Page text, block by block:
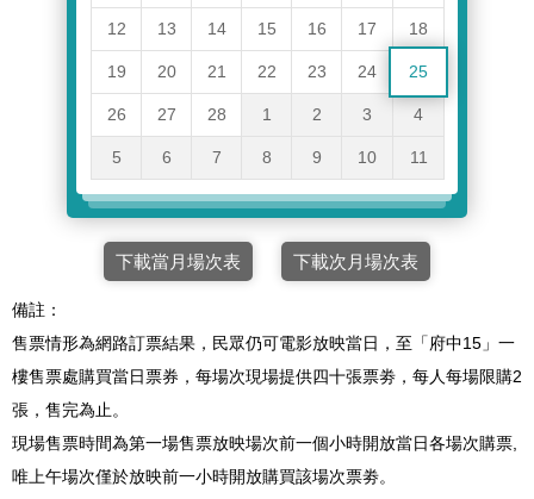
12 13 14 15 16 17 18
19 20 21 22 23 24 25
26 27 28 1 2 3 4
5 6 7 8 9 10 11
下載當月場次表 下載次月場次表
備註：
售票情形為網路訂票結果，民眾仍可電影放映當日，至「府中15」一
樓售票處購買當日票券，每場次現場提供四十張票劵，每人每場限購2
張，售完為止。
現場售票時間為第一場售票放映場次前一個小時開放當日各場次購票,
唯上午場次僅於放映前一小時開放購買該場次票劵。